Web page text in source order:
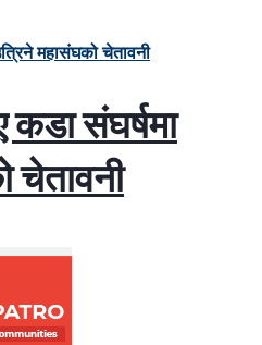
कडा संघर्षमा
चेतावनी